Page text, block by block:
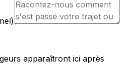
apparaîtront ici après